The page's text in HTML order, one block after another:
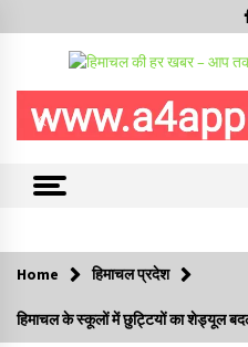
हमीरपुर के बड़सर में
सुक्खू करेंगे ध्वजारोहण
Home हिमाचल प्रदेश
हिमाचल के स्कूलों में छुट्टियों का शेड्यूल